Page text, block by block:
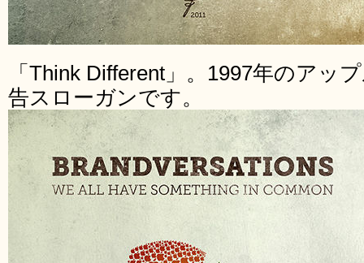
「Think Different」。1997年のアッ
告スローガンです。